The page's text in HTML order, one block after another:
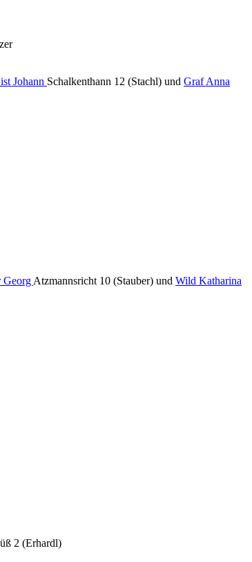
Johann Schalkenthann 12 (Stachl) und Graf Anna
Georg Atzmannsricht 10 (Stauber) und Wild Katharina
2 (Erhardl)